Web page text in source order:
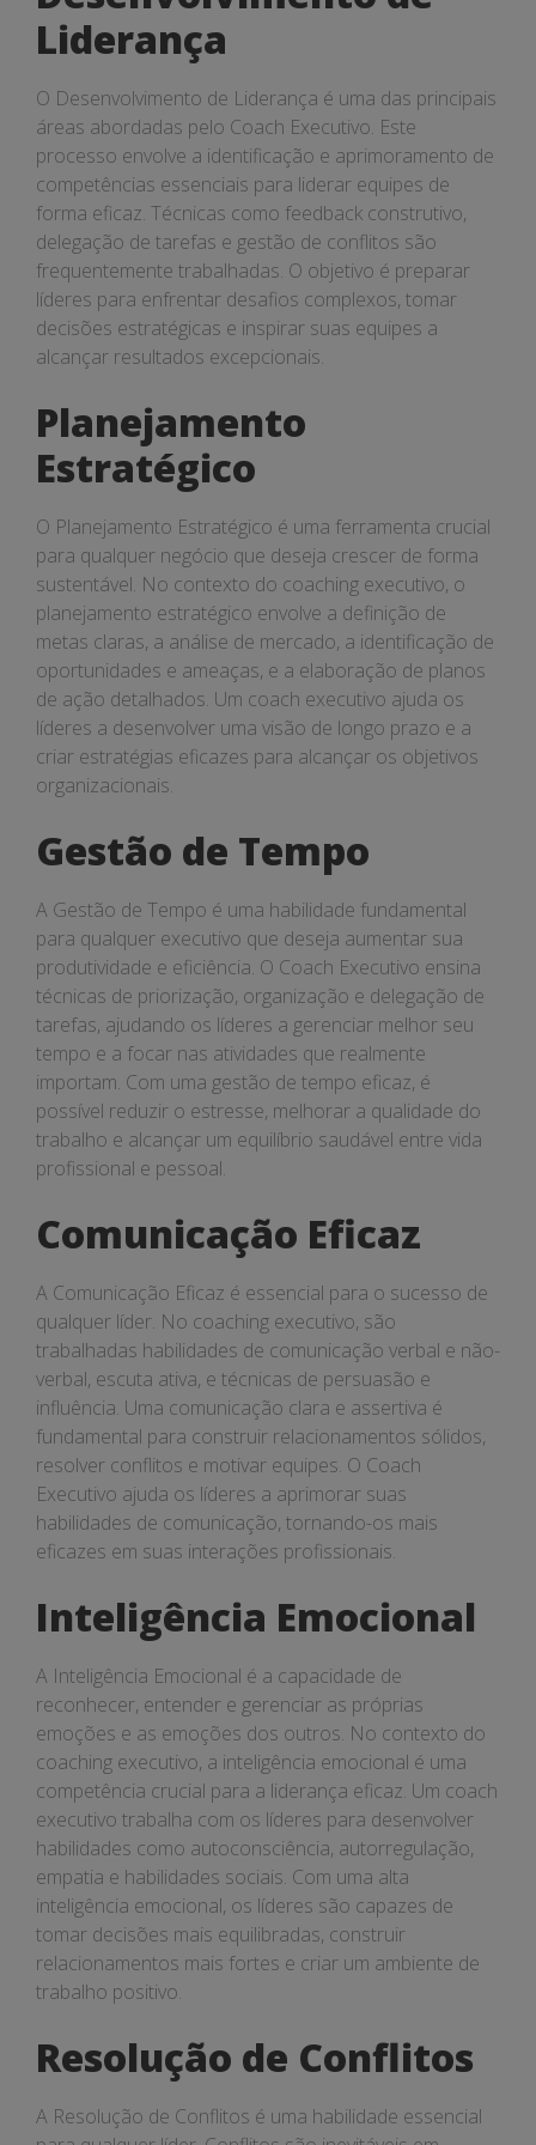
Liderança
O Desenvolvimento de Liderança é uma das principais
áreas abordadas pelo Coach Executivo. Este
processo envolve a identificação e aprimoramento de
competências essenciais para liderar equipes de
forma eficaz. Técnicas como feedback construtivo,
delegação de tarefas e gestão de conflitos são
frequentemente trabalhadas. O objetivo é preparar
líderes para enfrentar desafios complexos, tomar
decisões estratégicas e inspirar suas equipes a
alcançar resultados excepcionais.
Planejamento
Estratégico
O Planejamento Estratégico é uma ferramenta crucial
para qualquer negócio que deseja crescer de forma
sustentável. No contexto do coaching executivo, o
planejamento estratégico envolve a definição de
metas claras, a análise de mercado, a identificação de
oportunidades e ameaças, e a elaboração de planos
de ação detalhados. Um coach executivo ajuda os
líderes a desenvolver uma visão de longo prazo e a
criar estratégias eficazes para alcançar os objetivos
organizacionais.
Gestão de Tempo
A Gestão de Tempo é uma habilidade fundamental
para qualquer executivo que deseja aumentar sua
produtividade e eficiência. O Coach Executivo ensina
técnicas de priorização, organização e delegação de
tarefas, ajudando os líderes a gerenciar melhor seu
tempo e a focar nas atividades que realmente
importam. Com uma gestão de tempo eficaz, é
possível reduzir o estresse, melhorar a qualidade do
trabalho e alcançar um equilíbrio saudável entre vida
profissional e pessoal.
Comunicação Eficaz
A Comunicação Eficaz é essencial para o sucesso de
qualquer líder. No coaching executivo, são
trabalhadas habilidades de comunicação verbal e não-
verbal, escuta ativa, e técnicas de persuasão e
influência. Uma comunicação clara e assertiva é
fundamental para construir relacionamentos sólidos,
resolver conflitos e motivar equipes. O Coach
Executivo ajuda os líderes a aprimorar suas
habilidades de comunicação, tornando-os mais
eficazes em suas interações profissionais.
Inteligência Emocional
A Inteligência Emocional é a capacidade de
reconhecer, entender e gerenciar as próprias
emoções e as emoções dos outros. No contexto do
coaching executivo, a inteligência emocional é uma
competência crucial para a liderança eficaz. Um coach
executivo trabalha com os líderes para desenvolver
habilidades como autoconsciência, autorregulação,
empatia e habilidades sociais. Com uma alta
inteligência emocional, os líderes são capazes de
tomar decisões mais equilibradas, construir
relacionamentos mais fortes e criar um ambiente de
trabalho positivo.
Resolução de Conflitos
A Resolução de Conflitos é uma habilidade essencial